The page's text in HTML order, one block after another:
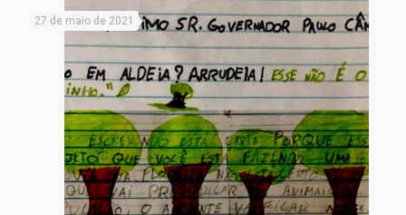
27 de maio de 2021